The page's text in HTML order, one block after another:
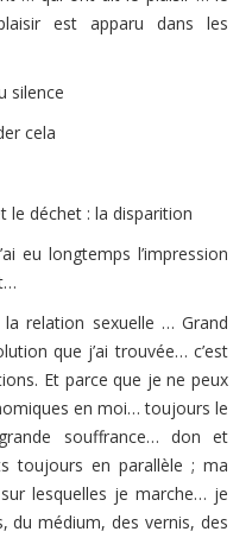
est apparu dans les
silence
cela
le déchet : la disparition
eu longtemps l’impression
relation sexuelle … Grand
que j’ai trouvée… c’est
Et parce que je ne peux
en moi… toujours le
souffrance… don et
toujours en parallèle ; ma
lesquelles je marche… je
du médium, des vernis, des